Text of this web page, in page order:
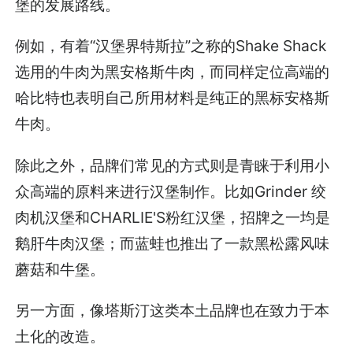
堡的发展路线。
例如，有着“汉堡界特斯拉”之称的Shake Shack
选用的牛肉为黑安格斯牛肉，而同样定位高端的
哈比特也表明自己所用材料是纯正的黑标安格斯
牛肉。
除此之外，品牌们常见的方式则是青睐于利用小
众高端的原料来进行汉堡制作。比如Grinder 绞
肉机汉堡和CHARLIE'S粉红汉堡，招牌之一均是
鹅肝牛肉汉堡；而蓝蛙也推出了一款黑松露风味
蘑菇和牛堡。
另一方面，像塔斯汀这类本土品牌也在致力于本
土化的改造。